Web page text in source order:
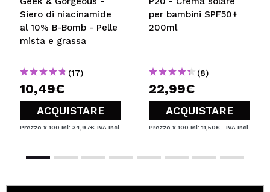
Siero di niacinamide
al 10% B-Bomb - Pelle
mista e grassa
(17)
10,49€
ACQUISTARE
Prezzo x 100 Ml: 34,97€ IVA Incl.
per bambini SPF50+
200ml
(8)
22,99€
ACQUISTARE
Prezzo x 100 Ml: 11,50€ IVA Incl.